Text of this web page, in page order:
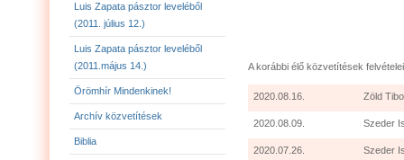
Luis Zapata pásztor leveléből
(2011. július 12.)
Luis Zapata pásztor leveléből
(2011.május 14.)
Örömhír Mindenkinek!
Archív közvetítések
Biblia
A korábbi élő közvetítések
2020.08.16. Zöld
2020.08.09. Szeder
2020.07.26. Szeder